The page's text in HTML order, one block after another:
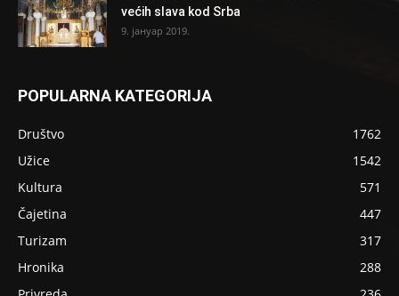
većih slava kod Srba
9. јануар 2019.
POPULARNA KATEGORIJA
Društvo
1762
Užice
1542
Kultura
571
Čajetina
447
Turizam
317
Hronika
288